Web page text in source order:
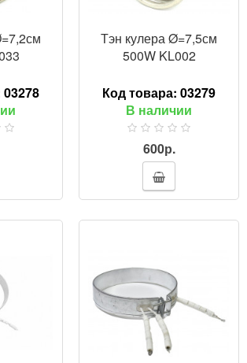
03278
Тэн кулера Ø=7,5см
500W KL002
Код товара: 03279
В наличии
600р.